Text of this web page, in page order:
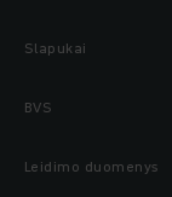
Slapukai
BVS
Leidimo duomenys